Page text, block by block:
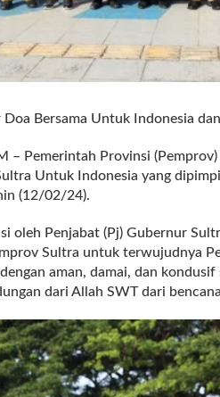
Doa Bersama Untuk Indonesia
– Pemerintah Provinsi
Untuk Indonesia yang
(12/02/24).
oleh Penjabat (Pj) Gubernur
Sultra untuk terwujudnya
aman, damai, dan
dari Allah SWT dari